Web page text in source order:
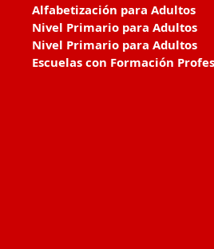
Alfabetización para Adultos
Nivel Primario para Adultos
Nivel Primario para Adultos
Escuelas con Formación